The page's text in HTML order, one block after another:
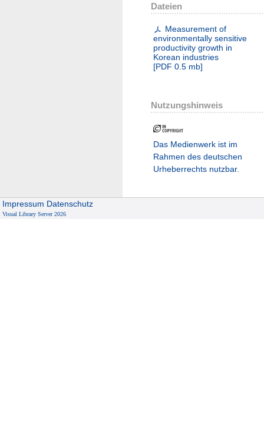
Dateien
Measurement of
environmentally sensitive
productivity growth in
Korean industries
[PDF 0.5 mb]
Nutzungshinweis
Das Medienwerk ist im
Rahmen des deutschen
Urheberrechts nutzbar.
Impressum Datenschutz
Visual Library Server 2026